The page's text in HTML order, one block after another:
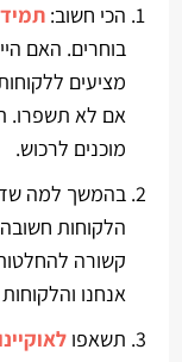
הכי חשוב:
בוחרים. האם
מציעים
אם לא תשפרו.
מוכנים לרכוש.
בהמשך למה
הלקוחות
קשורה
אנחנו
תשאפו